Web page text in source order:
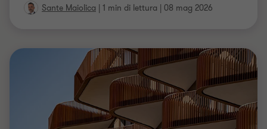
Sante Maiolica | 1 min di lettura | 08 mag 2026